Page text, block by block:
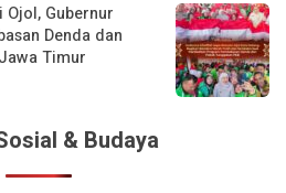
Ojol, Gubernur
Denda dan
Timur
& Budaya